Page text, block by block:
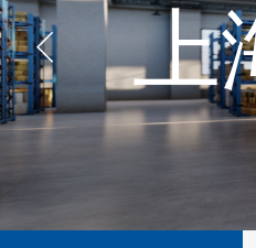
上